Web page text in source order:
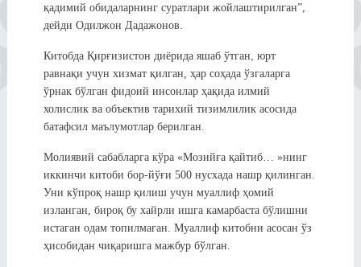
қадимий обидаларнинг суратлари жойлаштирилган”,
дейди Одилжон Дадажонов.
Китобда Қирғизистон диёрида яшаб ўтган, юрт
равнақи учун хизмат қилган, ҳар соҳада ўзгаларга
ўрнак бўлган фидоий инсонлар ҳақида илмий
холислик ва объектив тарихий тизимлилик асосида
батафсил маълумотлар берилган.
Молиявий сабабларга кўра «Мозийға қайтиб… »нинг
иккинчи китоби бор-йўғи 500 нусхада нашр қилинган.
Уни кўпроқ нашр қилиш учун муаллиф ҳомий
изланган, бироқ бу хайрли ишга камарбаста бўлишни
истаган одам топилмаган. Муаллиф китобни асосан ўз
ҳисобидан чиқаришга мажбур бўлган.